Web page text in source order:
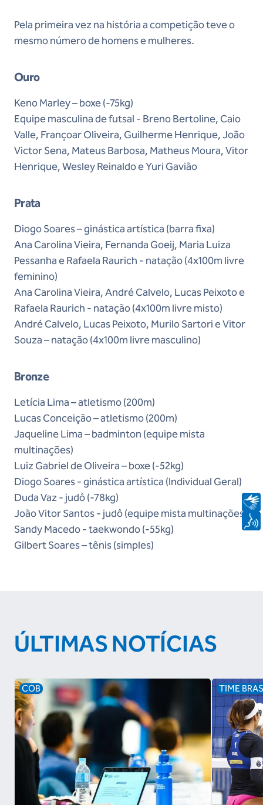
Pela primeira vez na história a competição teve o
mesmo número de homens e mulheres.
Ouro
Keno Marley – boxe (-75kg)
Equipe masculina de futsal - Breno Bertoline, Caio
Valle, Françoar Oliveira, Guilherme Henrique, João
Victor Sena, Mateus Barbosa, Matheus Moura, Vitor
Henrique, Wesley Reinaldo e Yuri Gavião
Prata
Diogo Soares – ginástica artística (barra fixa)
Ana Carolina Vieira, Fernanda Goeij, Maria Luiza
Pessanha e Rafaela Raurich - natação (4x100m livre
feminino)
Ana Carolina Vieira, André Calvelo, Lucas Peixoto e
Rafaela Raurich - natação (4x100m livre misto)
André Calvelo, Lucas Peixoto, Murilo Sartori e Vitor
Souza – natação (4x100m livre masculino)
Bronze
Letícia Lima – atletismo (200m)
Lucas Conceição – atletismo (200m)
Jaqueline Lima – badminton (equipe mista
multinações)
Luiz Gabriel de Oliveira – boxe (-52kg)
Diogo Soares - ginástica artística (Individual Geral)
Duda Vaz - judô (-78kg)
João Vitor Santos - judô (equipe mista multinações)
Sandy Macedo - taekwondo (-55kg)
Gilbert Soares – tênis (simples)
ÚLTIMAS NOTÍCIAS
COB TIME